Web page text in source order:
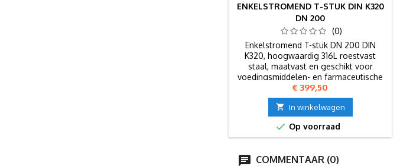
ENKELSTROMEND T-STUK DIN K320
DN 200
(0)
Enkelstromend T-stuk DN 200 DIN
K320, hoogwaardig 316L roestvast
staal, maatvast en geschikt voor
voedingsmiddelen- en farmaceutische
industrie.
Prijs
€ 399,50
 In winkelwagen
 Op voorraad
COMMENTAAR (0)